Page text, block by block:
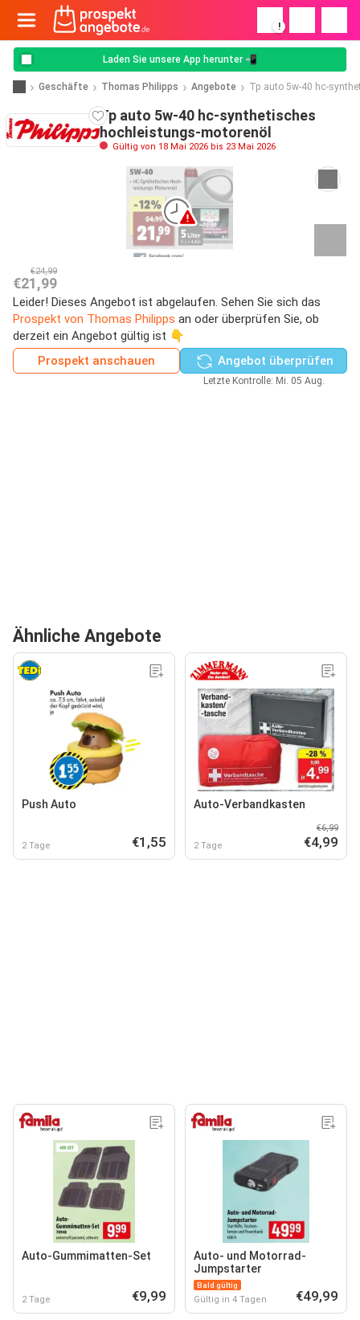
!
Laden Sie unsere App herunter 📲
Geschäfte Thomas Philipps Angebote Tp auto 5w-40 hc-
Tp auto 5w-40 hc-synthetisches
hochleistungs-motorenöl
Gültig von 18 Mai 2026 bis 23 Mai 2026
€24,99
€21,99
Leider! Dieses Angebot ist abgelaufen. Sehen Sie sich das
Prospekt von Thomas Philipps an oder überprüfen Sie, ob
derzeit ein Angebot gültig ist 👇
Prospekt anschauen
Angebot überprüfen
Letzte Kontrolle: Mi. 05 Aug.
Ähnliche Angebote
Push Auto
2 Tage €1,55
Auto-Verbandkasten
2 Tage
€6,99
€4,99
Auto-Gummimatten-Set
2 Tage €9,99
Auto- und Motorrad-
Jumpstarter
Bald gültig
Gültig in 4 Tagen €49,99